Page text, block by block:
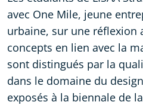
avec One Mile, jeune
urbaine, sur une réflexion
concepts en lien avec la
sont distingués par la
dans le domaine du
exposés à la biennale de